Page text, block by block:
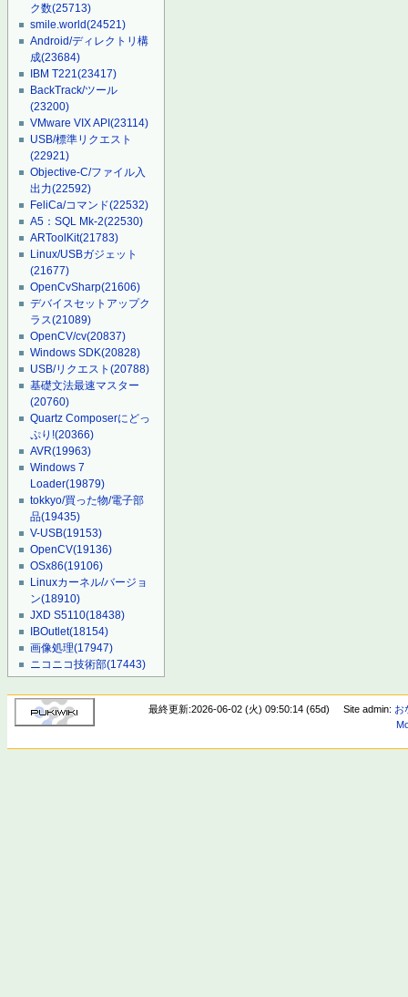
ク数(25713)
smile.world(24521)
Android/ディレクトリ構
成(23684)
IBM T221(23417)
BackTrack/ツール
(23200)
VMware VIX API(23114)
USB/標準リクエスト
(22921)
Objective-C/ファイル入
出力(22592)
FeliCa/コマンド(22532)
A5：SQL Mk-2(22530)
ARToolKit(21783)
Linux/USBガジェット
(21677)
OpenCvSharp(21606)
デバイスセットアップク
ラス(21089)
OpenCV/cv(20837)
Windows SDK(20828)
USB/リクエスト(20788)
基礎文法最速マスター
(20760)
Quartz Composerにどっ
ぷり!(20366)
AVR(19963)
Windows 7
Loader(19879)
tokkyo/買った物/電子部
品(19435)
V-USB(19153)
OpenCV(19136)
OSx86(19106)
Linuxカーネル/バージョ
ン(18910)
JXD S5110(18438)
IBOutlet(18154)
画像処理(17947)
ニコニコ技術部(17443)
最終更新:2026-06-02 (火) 09:50:14 (65d) Site admin: お